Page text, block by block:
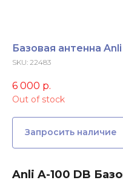
Базовая антенна
SKU: 22483
6 000 р.
Out of stock
Запросить наличие
Anli A-100 DB